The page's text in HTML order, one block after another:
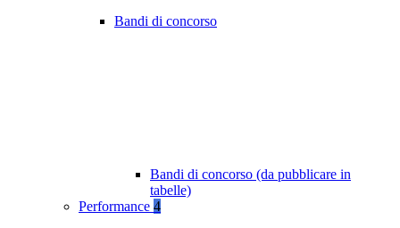
Bandi di concorso
Bandi di concorso (da pubblicare in
tabelle)
Performance 4